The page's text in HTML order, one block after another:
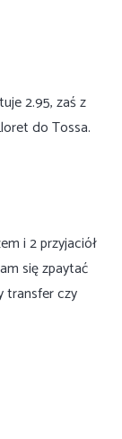
2.95, zaś z
do Tossa.
i 2 przyjaciół
się zpaytać
transfer czy